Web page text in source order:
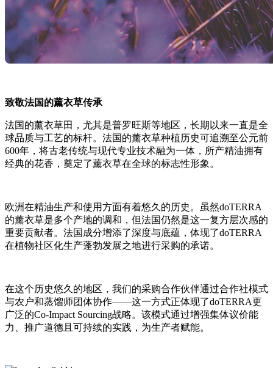
致敬法国的薰衣草传承
法国的薰衣草田，尤其是普罗旺斯等地区，长期以来一直是全
球品质与工艺的标杆。法国的薰衣草种植历史可追溯至公元前
600年，将古老传统与现代专业技术融为一体，所产精油拥有
经典的花香，奠定了薰衣草在全球的标志性形象。
欧洲在精油生产和使用方面有着悠久的历史。虽然doTERRA
的薰衣草是多个产地的调和，但法国仍然是这一复方层次感的
重要贡献者。法国成分增添了深度与底蕴，体现了doTERRA
在植物社区化生产蓬勃发展之地进行采购的承诺。
在这个历史悠久的地区，我们的采购合作伙伴通过合作社模式
与农户和蒸馏师团体协作——这一方式正体现了doTERRA更
广泛的Co-Impact Sourcing战略。该模式通过增强集体议价能
力、推广道德且可持续的实践，为生产者赋能。